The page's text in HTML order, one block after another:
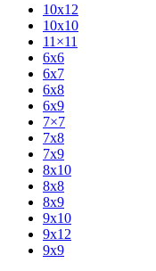
10x12
10x10
11×11
6x6
6x7
6x8
6x9
7×7
7x8
7x9
8x10
8x8
8x9
9x10
9x12
9x9